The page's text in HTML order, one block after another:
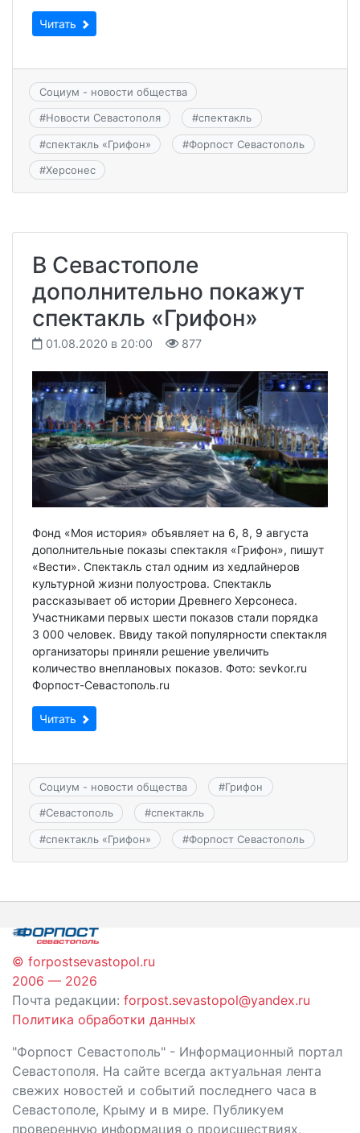
Читать
Социум - новости общества
#Новости Севастополя #спектакль
#спектакль «Грифон» #Форпост Севастополь
#Херсонес
В Севастополе
дополнительно покажут
спектакль «Грифон»
01.08.2020 в 20:00 877
Фонд «Моя история» объявляет на 6, 8, 9 августа
дополнительные показы спектакля «Грифон», пишут
«Вести». Спектакль стал одним из хедлайнеров
культурной жизни полуострова. Спектакль
рассказывает об истории Древнего Херсонеса.
Участниками первых шести показов стали порядка
3 000 человек. Ввиду такой популярности спектакля
организаторы приняли решение увеличить
количество внеплановых показов. Фото: sevkor.ru
Форпост-Севастополь.ru
Читать
Социум - новости общества #Грифон
#Севастополь #спектакль
#спектакль «Грифон» #Форпост Севастополь
© forpostsevastopol.ru
2006 — 2026
Почта редакции: forpost.sevastopol@yandex.ru
Политика обработки данных
"Форпост Севастополь" - Информационный портал
Севастополя. На сайте всегда актуальная лента
свежих новостей и событий последнего часа в
Севастополе, Крыму и в мире. Публикуем
проверенную информация о происшествиях,